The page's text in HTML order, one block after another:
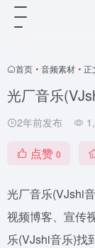
首页 • 音频素材 • 正
光厂音乐
2年前发布
点赞 0
光厂音乐(VJshi
视频博客、宣传
乐(VJshi音乐)找